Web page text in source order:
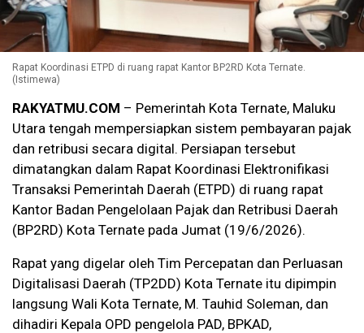
Rapat Koordinasi ETPD di ruang rapat Kantor BP2RD Kota Ternate.
(Istimewa)
RAKYATMU.COM – Pemerintah Kota Ternate, Maluku
Utara tengah mempersiapkan sistem pembayaran pajak
dan retribusi secara digital. Persiapan tersebut
dimatangkan dalam Rapat Koordinasi Elektronifikasi
Transaksi Pemerintah Daerah (ETPD) di ruang rapat
Kantor Badan Pengelolaan Pajak dan Retribusi Daerah
(BP2RD) Kota Ternate pada Jumat (19/6/2026).
Rapat yang digelar oleh Tim Percepatan dan Perluasan
Digitalisasi Daerah (TP2DD) Kota Ternate itu dipimpin
langsung Wali Kota Ternate, M. Tauhid Soleman, dan
dihadiri Kepala OPD pengelola PAD, BPKAD,